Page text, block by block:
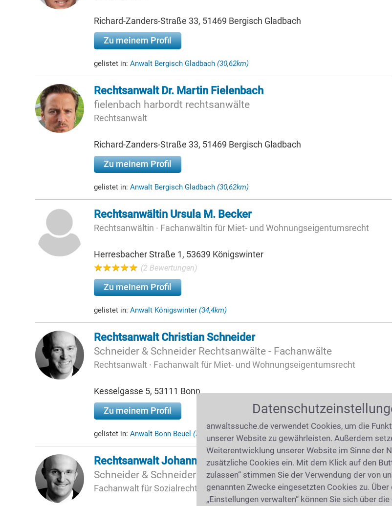
Richard-Zanders-Straße 33, 51469 Bergisch Gladbach
Zu meinem Profil
gelistet in: Anwalt Bergisch Gladbach (30,62km)
Rechtsanwalt Dr. Martin Fielenbach
fielenbach harbordt rechtsanwälte
Rechtsanwalt
Richard-Zanders-Straße 33, 51469 Bergisch Gladbach
Zu meinem Profil
gelistet in: Anwalt Bergisch Gladbach (30,62km)
Rechtsanwältin Ursula M. Becker
Rechtsanwältin · Fachanwältin für Miet- und Wohnungseigentumsrecht
Herresbacher Straße 1, 53639 Königswinter
(2 Bewertungen)
Zu meinem Profil
gelistet in: Anwalt Königswinter (34,4km)
Rechtsanwalt Christian Schneider
Schneider & Schneider Rechtsanwälte - Fachanwälte
Rechtsanwalt · Fachanwalt für Miet- und Wohnungseigentumsrecht
Kesselgasse 5, 53111 Bonn
Zu meinem Profil
gelistet in: Anwalt Bonn Beuel (35,09km)
Rechtsanwalt Johannes Schneider
Schneider & Schneider Rechtsanwälte - Fachanwälte
Fachanwalt für Sozialrecht · Fachanwalt für Verwaltungsrecht
anwaltssuche.de verwendet Cookies, um die
unserer Website zu gewährleisten. Außerdem
Weiterentwicklung unserer Website im Sinne der
zusätzliche Cookies ein. Mit dem Klick auf den
zulassen“ stimmen Sie der Verwendung der von
genannten Zwecke eingesetzten Cookies zu.
„Einstellungen verwalten“ können Sie sich über